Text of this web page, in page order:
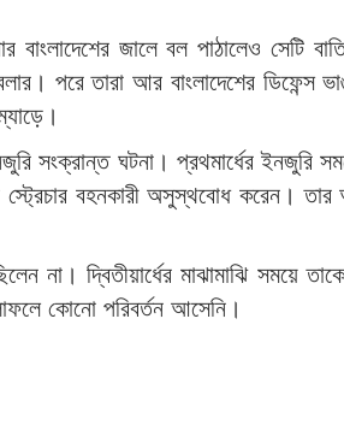
জালে বল পাঠালেও সেটি
পরে তারা আর বাংলাদেশের ডিফেন্স
সংক্রান্ত ঘটনা। প্রথমার্ধের ইনজুরি
বহনকারী অসুস্থবোধ করেন।
না। দ্বিতীয়ার্ধের মাঝামাঝি সময়ে
কোনো পরিবর্তন আসেনি।